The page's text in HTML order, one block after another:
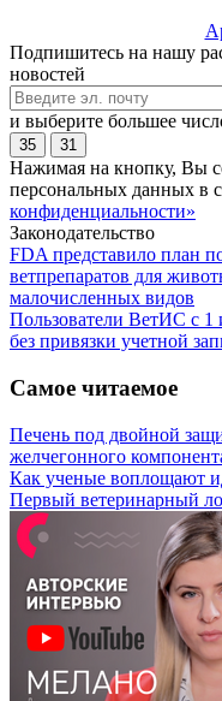
Подпишитесь на нашу
новостей
и выберите большее
35 31
Нажимая на кнопку, Вы
персональных данных в
конфиденциальности»
Законодательство
FDA представило план
ветпрепаратов для
малочисленных видов
Пользователи ВетИС с 1
без привязки учетной
Самое читаемое
Печень под двойной
желчегонного
Как ученые воплощают
Первый ветеринарный